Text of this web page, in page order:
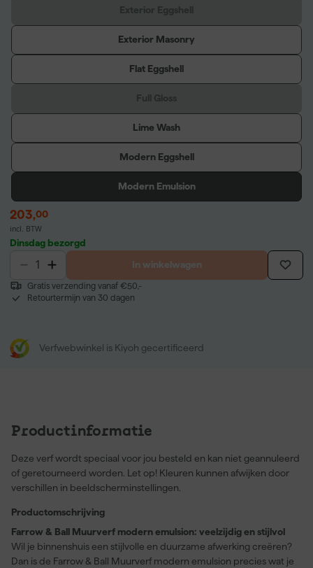
Exterior Masonry
Flat Eggshell
Lime Wash
Modern Eggshell
Modern Emulsion
203,00
incl. BTW
Dinsdag bezorgd
In winkelwagen
Gratis verzending vanaf €50,-
Retourtermijn van 30 dagen
Verfwebwinkel is Kiyoh gecertificeerd
Productinformatie
Deze verf wordt speciaal voor jou besteld en kan niet geannuleerd
of geretourneerd worden. Let op! Kleuren kunnen afwijken door
verschillen in beeldscherminstellingen.
Productomschrijving
Farrow & Ball Muurverf modern emulsion: veelzijdig en stijlvol
Wil je binnenshuis een stijlvolle en duurzame afwerking creëren?
Dan is de Farrow & Ball Muurverf modern emulsion precies wat je